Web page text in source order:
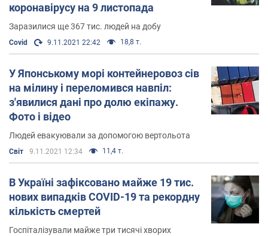
коронавірусу на 9 листопада
Заразилися ще 367 тис. людей на добу
Covid 9.11.2021 22:42 18,8 т.
У Японському морі контейнеровоз сів
на мілину і переломився навпіл:
з'явилися дані про долю екіпажу.
Фото і відео
Людей евакуювали за допомогою вертольота
Світ 9.11.2021 12:34 11,4 т.
В Україні зафіксовано майже 19 тис.
нових випадків COVID-19 та рекордну
кількість смертей
Госпіталізували майже три тисячі хворих